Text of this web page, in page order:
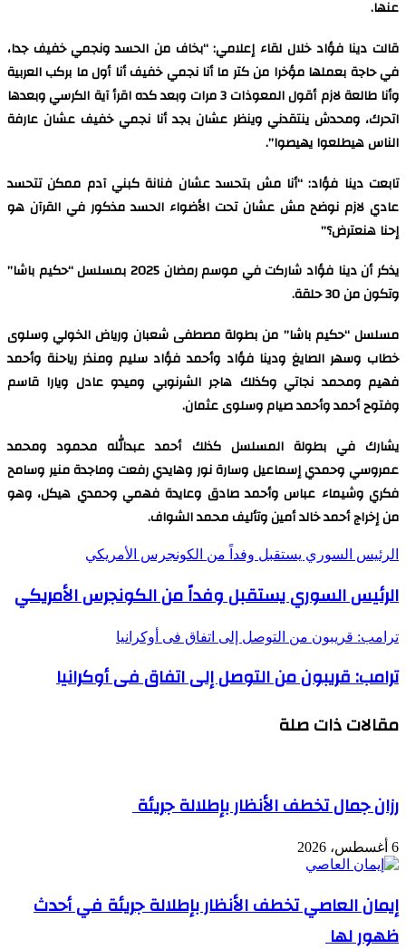
عنها.
قالت دينا فؤاد خلال لقاء إعلامي: “بخاف من الحسد ونجمي خفيف جدا،
في حاجة بعملها مؤخرا من كتر ما أنا نجمي خفيف أنا أول ما بركب العربية
وأنا طالعة لازم أقول المعوذات 3 مرات وبعد كده اقرأ آية الكرسي وبعدها
اتحرك، ومحدش ينتقدني وينظر عشان بجد أنا نجمي خفيف عشان عارفة
الناس هيطلعوا يهيصوا”.
تابعت دينا فؤاد: “أنا مش بتحسد عشان فنانة كبني آدم ممكن تتحسد
عادي لازم نوضح مش عشان تحت الأضواء الحسد مذكور في القرآن هو
إحنا هنعترض؟”
يذكر أن دينا فؤاد شاركت في موسم رمضان 2025 بمسلسل “حكيم باشا”
وتكون من 30 حلقة.
مسلسل “حكيم باشا” من بطولة مصطفى شعبان ورياض الخولي وسلوى
خطاب وسهر الصايغ ودينا فؤاد وأحمد فؤاد سليم ومنذر رياحنة وأحمد
فهيم ومحمد نجاتي وكذلك هاجر الشرنوبي وميدو عادل ويارا قاسم
وفتوح أحمد وأحمد صيام وسلوى عثمان.
يشارك في بطولة المسلسل كذلك أحمد عبدالله محمود ومحمد
عمروسي وحمدي إسماعيل وسارة نور وهايدي رفعت وماجدة منير وسامح
فكري وشيماء عباس وأحمد صادق وعايدة فهمي وحمدي هيكل، وهو
من إخراج أحمد خالد أمين وتأليف محمد الشواف.
الرئيس السوري يستقبل وفداً من الكونجرس الأمريكي
الرئيس السوري يستقبل وفداً من الكونجرس الأمريكي
ترامب: قريبون من التوصل إلى اتفاق فى أوكرانيا
ترامب: قريبون من التوصل إلى اتفاق فى أوكرانيا
مقالات ذات صلة
رزان جمال تخطف الأنظار بإطلالة جريئة
6 أغسطس، 2026
إيمان العاصي تخطف الأنظار بإطلالة جريئة في أحدث
ظهور لها